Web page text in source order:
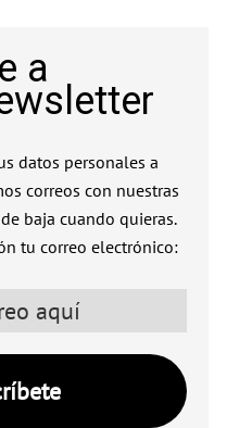
a
datos personales a
correos con nuestras
baja cuando quieras.
tu correo electrónico: